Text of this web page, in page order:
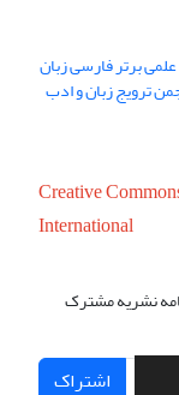
برتر فارسی زبان
انجمن ترویج زبان و ادب
Creative
International
نشریه مشترک
اشتراک